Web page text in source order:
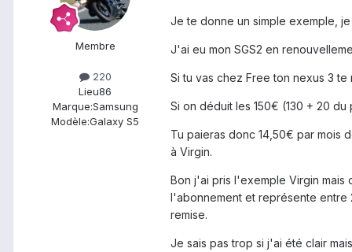
Membre
220
Lieu86
Marque:Samsung
Modèle:Galaxy S5
Je te donne un simple exemple,
J'ai eu mon SGS2 en
Si tu vas chez Free ton nexus 3
Si on déduit les 150€ (130 + 20
Tu paieras donc 14,50€ par mois
à Virgin.
Bon j'ai pris l'exemple Virgin
l'abonnement et représente entre
remise.
Je sais pas trop si j'ai été clair